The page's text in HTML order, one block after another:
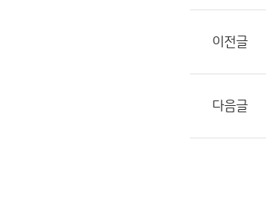
이전글
다음글